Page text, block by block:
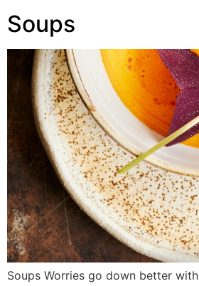
Soups
Soups Worries go down better